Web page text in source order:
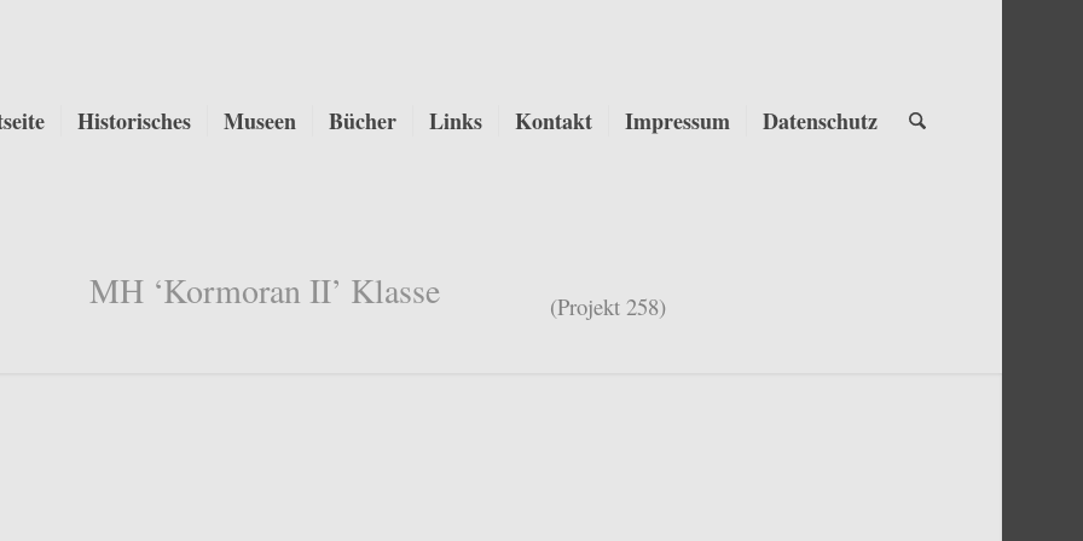
Historisches Museen Bücher Links Kontakt Impressum Datenschutz
MH ‘Kormoran II’ Klasse (Projekt 258)